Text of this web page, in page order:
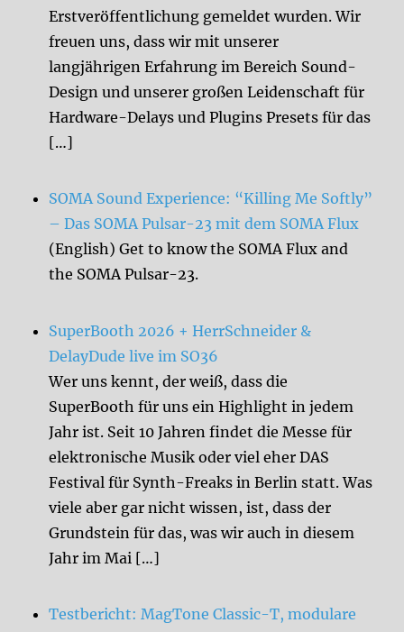
Erstveröffentlichung gemeldet wurden. Wir
freuen uns, dass wir mit unserer
langjährigen Erfahrung im Bereich Sound-
Design und unserer großen Leidenschaft für
Hardware-Delays und Plugins Presets für das
[…]
SOMA Sound Experience: “Killing Me Softly”
– Das SOMA Pulsar-23 mit dem SOMA Flux
(English) Get to know the SOMA Flux and
the SOMA Pulsar-23.
SuperBooth 2026 + HerrSchneider &
DelayDude live im SO36
Wer uns kennt, der weiß, dass die
SuperBooth für uns ein Highlight in jedem
Jahr ist. Seit 10 Jahren findet die Messe für
elektronische Musik oder viel eher DAS
Festival für Synth-Freaks in Berlin statt. Was
viele aber gar nicht wissen, ist, dass der
Grundstein für das, was wir auch in diesem
Jahr im Mai […]
Testbericht: MagTone Classic-T, modulare